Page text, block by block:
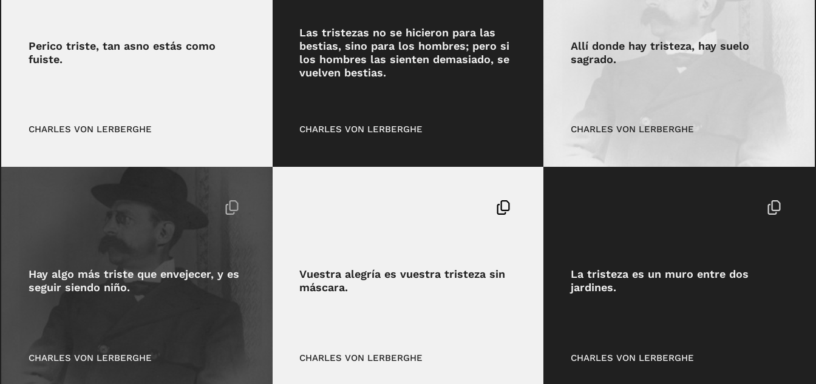
Perico triste, tan asno estás como
fuiste.
CHARLES VON LERBERGHE
Las tristezas no se hicieron para las
bestias, sino para los hombres; pero si
los hombres las sienten demasiado, se
vuelven bestias.
CHARLES VON LERBERGHE
Allí donde hay tristeza, hay suelo
sagrado.
CHARLES VON LERBERGHE
Hay algo más triste que envejecer, y es
seguir siendo niño.
CHARLES VON LERBERGHE
Vuestra alegría es vuestra tristeza sin
máscara.
CHARLES VON LERBERGHE
La tristeza es un muro entre dos
jardines.
CHARLES VON LERBERGHE